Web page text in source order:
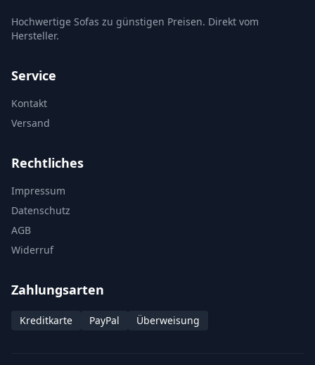
Hochwertige Sofas zu günstigen Preisen. Direkt vom
Hersteller.
Service
Kontakt
Versand
Rechtliches
Impressum
Datenschutz
AGB
Widerruf
Zahlungsarten
Kreditkarte PayPal Überweisung